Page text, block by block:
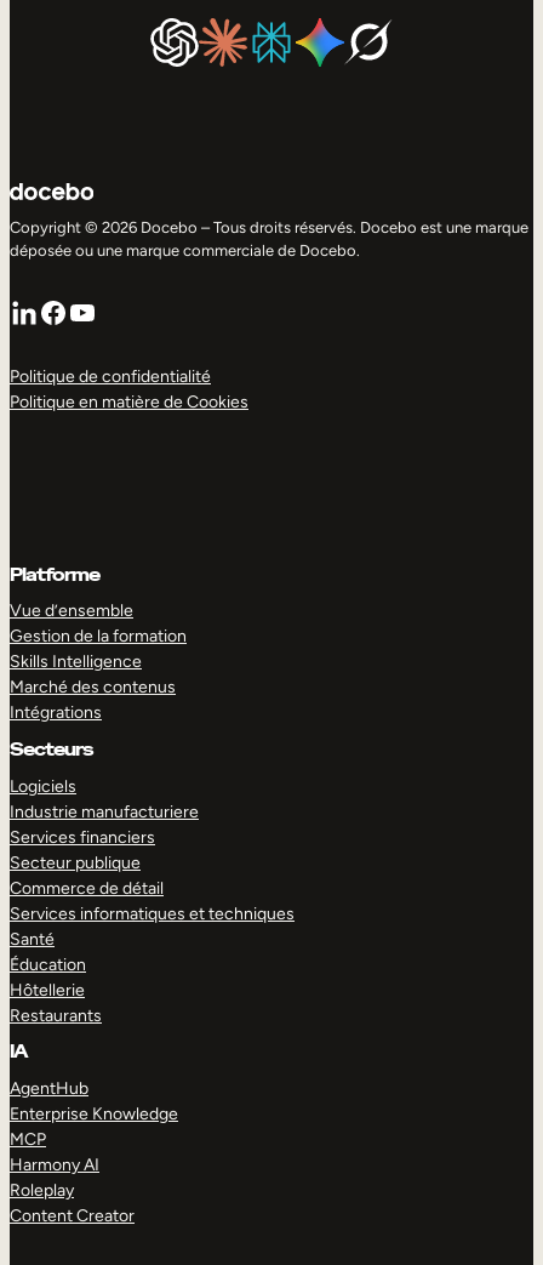
Copyright © 2026 Docebo – Tous droits réservés. Docebo est une marque
déposée ou une marque commerciale de Docebo.
LinkedIn
Facebook
YouTube
Politique de confidentialité
Politique en matière de Cookies
Platforme
Vue d’ensemble
Gestion de la formation
Skills Intelligence
Marché des contenus
Intégrations
Secteurs
Logiciels
Industrie manufacturiere
Services financiers
Secteur publique
Commerce de détail
Services informatiques et techniques
Santé
Éducation
Hôtellerie
Restaurants
IA
AgentHub
Enterprise Knowledge
MCP
Harmony AI
Roleplay
Content Creator